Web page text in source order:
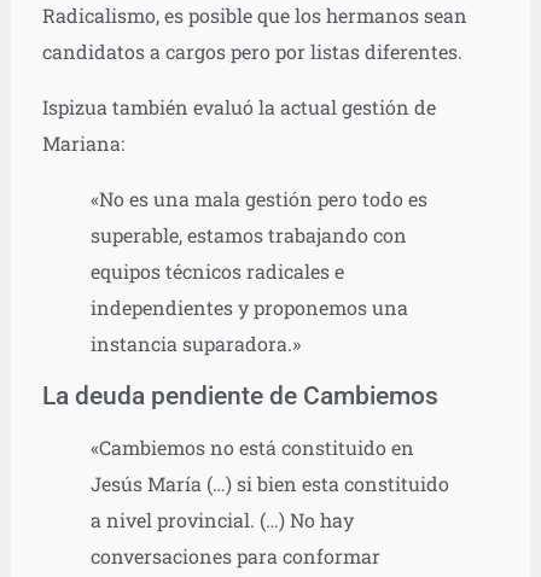
Radicalismo, es posible que los hermanos sean
candidatos a cargos pero por listas diferentes.
Ispizua también evaluó la actual gestión de
Mariana:
«No es una mala gestión pero todo es
superable, estamos trabajando con
equipos técnicos radicales e
independientes y proponemos una
instancia suparadora.»
La deuda pendiente de Cambiemos
«Cambiemos no está constituido en
Jesús María (…) si bien esta constituido
a nivel provincial. (…) No hay
conversaciones para conformar